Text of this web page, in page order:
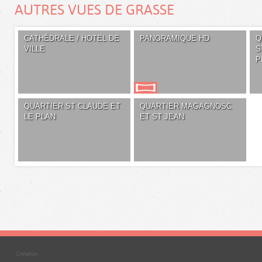
AUTRES VUES DE GRASSE
CATHÉDRALE / HOTEL DE
VILLE
PANORAMIQUE HD
QUARTIER ST CLAUDE ET
LE PLAN
QUARTIER MAGAGNOSC
ET ST JEAN